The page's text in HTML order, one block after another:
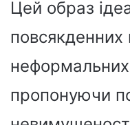
Цей образ
повсякденних
неформальних
пропонуючи